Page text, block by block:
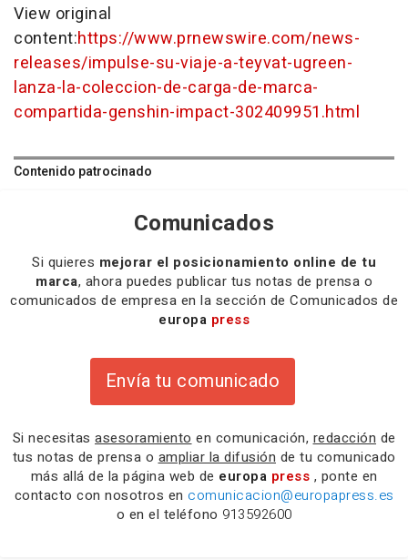
View original
content:https://www.prnewswire.com/news-
releases/impulse-su-viaje-a-teyvat-ugreen-
lanza-la-coleccion-de-carga-de-marca-
compartida-genshin-impact-302409951.html
Contenido patrocinado
Comunicados
Si quieres mejorar el posicionamiento online de tu
marca, ahora puedes publicar tus notas de prensa o
comunicados de empresa en la sección de Comunicados de
europa press
Envía tu comunicado
Si necesitas asesoramiento en comunicación, redacción de
tus notas de prensa o ampliar la difusión de tu comunicado
más allá de la página web de europa press , ponte en
contacto con nosotros en comunicacion@europapress.es
o en el teléfono 913592600